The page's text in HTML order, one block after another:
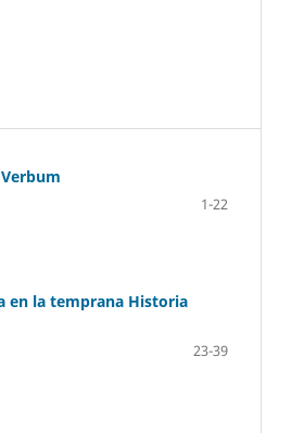
1-22
en la temprana Historia
23-39